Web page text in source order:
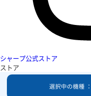
シャープ公式ストア
ストア
選択中の機種 ：